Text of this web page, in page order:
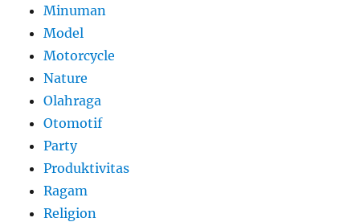
Minuman
Model
Motorcycle
Nature
Olahraga
Otomotif
Party
Produktivitas
Ragam
Religion